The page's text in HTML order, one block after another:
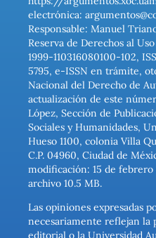
electrónica:
Responsable: Manuel
Reserva de Derechos al
1999-110316080100-102,
5795, e-ISSN en trámite,
Nacional del Derecho de
actualización de este
López, Sección de
Sociales y Humanidades,
Hueso 1100, colonia Villa
C.P. 04960, Ciudad de
modificación: 15 de
archivo 10.5 MB.
Las opiniones expresadas
necesariamente reflejan la
editorial o la Universidad